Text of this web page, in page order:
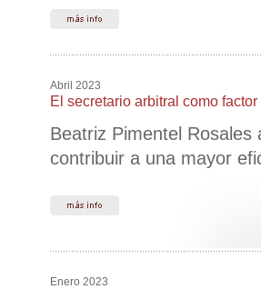
Abril 2023
El secretario arbitral como
Beatriz Pimentel Rosales
contribuir a una mayor
Enero 2023